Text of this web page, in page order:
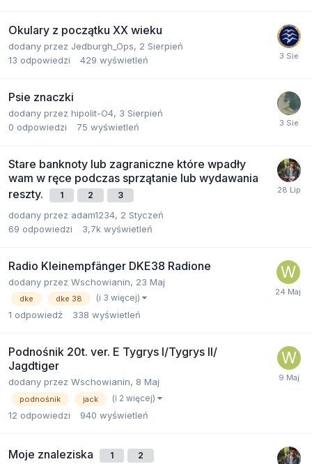
Okulary z początku XX wieku
dodany przez Jedburgh_Ops, 2 Sierpień
13 odpowiedzi 429 wyświetleń
Psie znaczki
dodany przez hipolit-O4, 3 Sierpień
0 odpowiedzi 75 wyświetleń
Stare banknoty lub zagraniczne które wpadły
wam w ręce podczas sprzątanie lub wydawania
reszty.
1 2 3
dodany przez adam1234, 2 Styczeń
69 odpowiedzi 3,7k wyświetleń
Radio Kleinempfänger DKE38 Radione
dodany przez Wschowianin, 23 Maj
dke dke 38 (i 3 więcej)
1 odpowiedź 338 wyświetleń
Podnośnik 20t. ver. E Tygrys I/Tygrys II/
Jagdtiger
dodany przez Wschowianin, 8 Maj
podnośnik jack (i 2 więcej)
12 odpowiedzi 940 wyświetleń
Moje znaleziska 1 2